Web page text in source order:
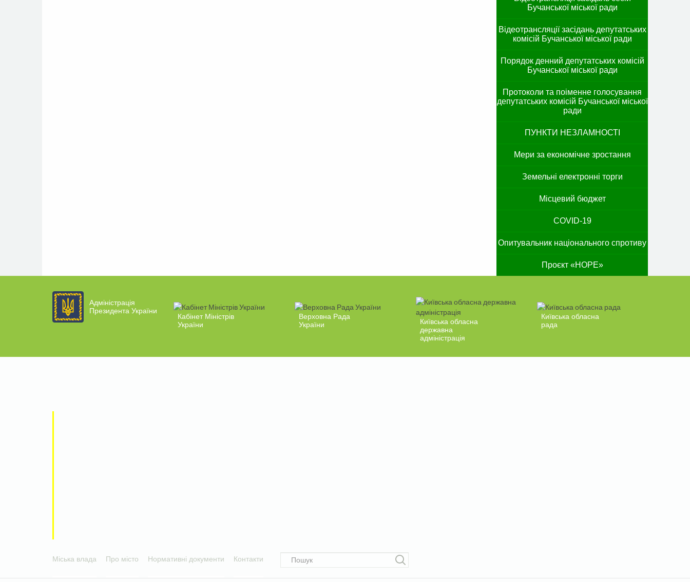
Бучанської міської ради
Відеотрансляції засідань депутатських
комісій Бучанської міської ради
Порядок денний депутатських комісій
Бучанської міської ради
Протоколи та поіменне голосування
депутатських комісій Бучанської міської
ради
ПУНКТИ НЕЗЛАМНОСТІ
Мери за економічне зростання
Земельні електронні торги
Місцевий бюджет
COVID-19
Опитувальник національного спротиву
Проєкт «HOPE»
Адміністрація
Президента України
Кабінет Міністрів
України
Верховна Рада
України
Київська обласна
державна
адміністрація
Київська обласна
рада
Міська влада Про місто Нормативні документи Контакти